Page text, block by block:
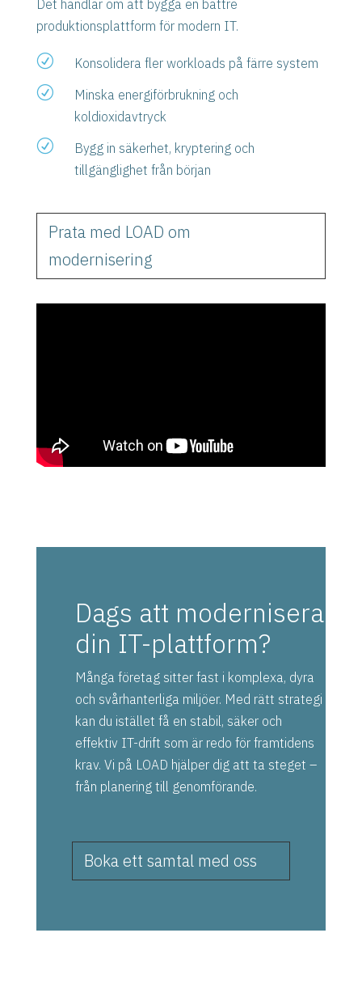
Det handlar om att bygga en bättre
produktionsplattform för modern IT.
R
Konsolidera fler workloads på färre system
R
Minska energiförbrukning och
koldioxidavtryck
R
Bygg in säkerhet, kryptering och
tillgänglighet från början
Prata med LOAD om
modernisering
Dags att modernisera
din IT-plattform?
Många företag sitter fast i komplexa, dyra
och svårhanterliga miljöer. Med rätt strategi
kan du istället få en stabil, säker och
effektiv IT-drift som är redo för framtidens
krav. Vi på LOAD hjälper dig att ta steget –
från planering till genomförande.
Boka ett samtal med oss